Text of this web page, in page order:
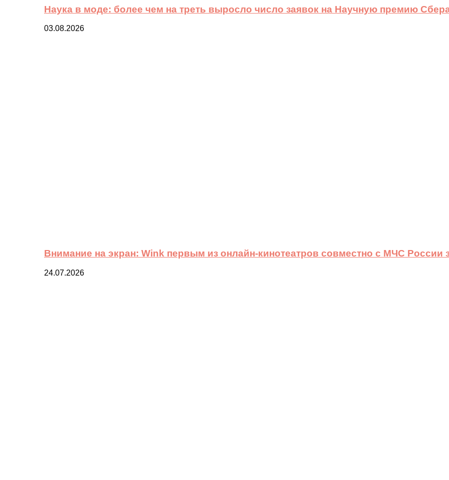
Наука в моде: более чем на треть выросло число заявок на Научную премию
03.08.2026
Внимание на экран: Wink первым из онлайн-кинотеатров совместно с МЧС России
24.07.2026